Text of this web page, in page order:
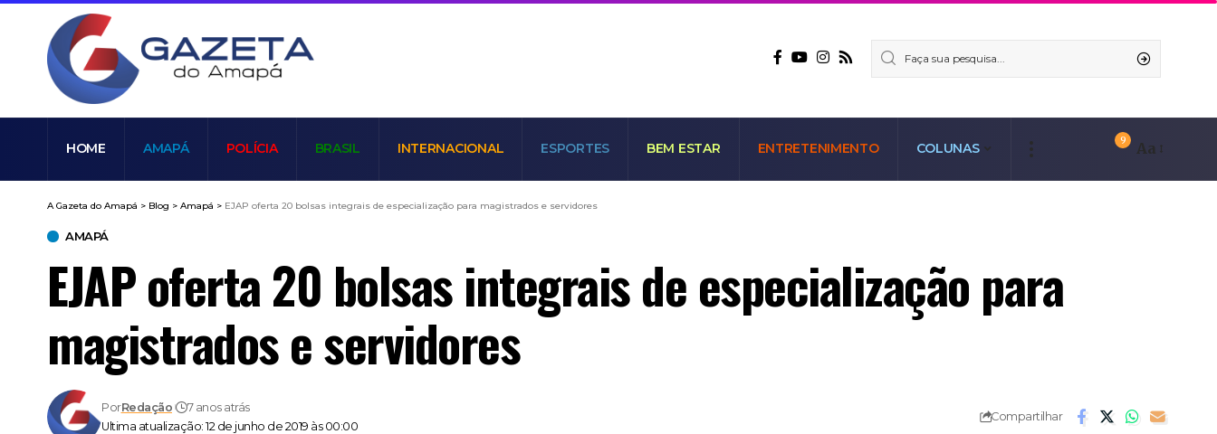
HOME AMAPÁ POLÍCIA BRASIL INTERNACIONAL ESPORTES BEM ESTAR ENTRETENIMENTO COLUNAS
9 Aa
A Gazeta do Amapá > Blog > Amapá > EJAP oferta 20 bolsas integrais de especialização para magistrados e servidores
AMAPÁ
EJAP oferta 20 bolsas integrais de especialização para
magistrados e servidores
Ultima atualização: 12 de junho de 2019 às 00:00
PorRedação 7 anos atrás
Compartilhar